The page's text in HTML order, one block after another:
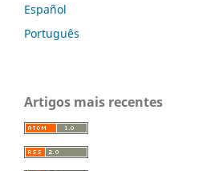
Español
Português
Artigos mais recentes